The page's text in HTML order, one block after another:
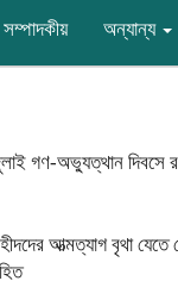
সম্পাদকীয় অন্যান্য
গণ-অভ্যুত্থান দিবসে
আত্মত্যাগ বৃথা